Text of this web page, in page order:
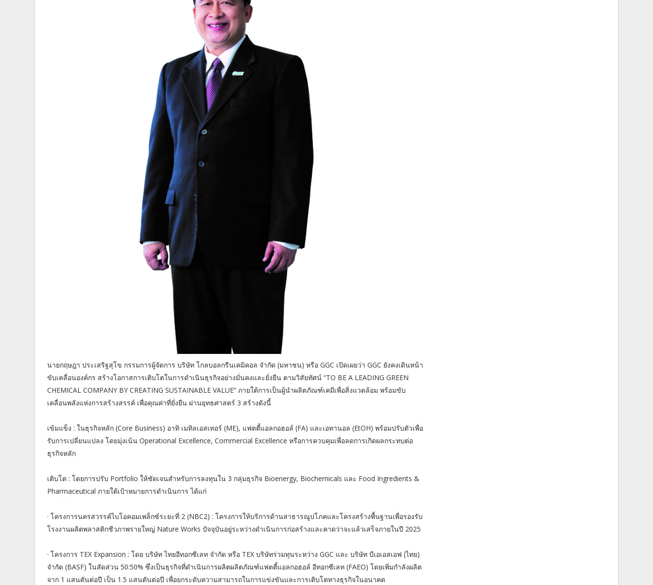
นายกฤษฎา ประเสริฐสุโข กรรมการผู้จัดการ บริษัท โกลบอลกรีนเคมิคอล จำกัด (มหาชน) หรือ GGC เปิดเผยว่า GGC ยังคงเดินหน้า
ขับเคลื่อนองค์กร สร้างโอกาสการเติบโตในการดำเนินธุรกิจอย่างมั่นคงและยั่งยืน ตามวิสัยทัศน์ “TO BE A LEADING GREEN
CHEMICAL COMPANY BY CREATING SUSTAINABLE VALUE” ภายใต้การเป็นผู้นำผลิตภัณฑ์เคมีเพื่อสิ่งแวดล้อม พร้อมขับ
เคลื่อนพลังแห่งการสร้างสรรค์ เพื่อคุณค่าที่ยั่งยืน ผ่านยุทธศาสตร์ 3 สร้างดังนี้
เข้มแข็ง : ในธุรกิจหลัก (Core Business) อาทิ เมทิลเอสเทอร์ (ME), แฟตตี้แอลกอฮอล์ (FA) และเอทานอล (EtOH) พร้อมปรับตัวเพื่อ
รับการเปลี่ยนแปลง โดยมุ่งเน้น Operational Excellence, Commercial Excellence หรือการควบคุมเพื่อลดการเกิดผลกระทบต่อ
ธุรกิจหลัก
เติบโต : โดยการปรับ Portfolio ให้ชัดเจนสำหรับการลงทุนใน 3 กลุ่มธุรกิจ Bioenergy, Biochemicals และ Food Ingredients &
Pharmaceutical ภายใต้เป้าหมายการดำเนินการ ได้แก่
· โครงการนครสวรรค์ไบโอคอมเพล็กซ์ระยะที่ 2 (NBC2) : โครงการให้บริการด้านสาธารณูปโภคและโครงสร้างพื้นฐานเพื่อรองรับ
โรงงานผลิตพลาสติกชีวภาพรายใหญ่ Nature Works ปัจจุบันอยู่ระหว่างดำเนินการก่อสร้างและคาดว่าจะแล้วเสร็จภายในปี 2025
· โครงการ TEX Expansion : โดย บริษัท ไทยอีทอกซีเลท จำกัด หรือ TEX บริษัทร่วมทุนระหว่าง GGC และ บริษัท บีเอเอสเอฟ (ไทย)
จำกัด (BASF) ในสัดส่วน 50:50% ซึ่งเป็นธุรกิจที่ดำเนินการผลิตผลิตภัณฑ์แฟตตี้แอลกอฮอล์ อีทอกซีเลท (FAEO) โดยเพิ่มกำลังผลิต
จาก 1 แสนตันต่อปี เป็น 1.5 แสนตันต่อปี เพื่อยกระดับความสามารถในการแข่งขันและการเติบโตทางธุรกิจในอนาคต